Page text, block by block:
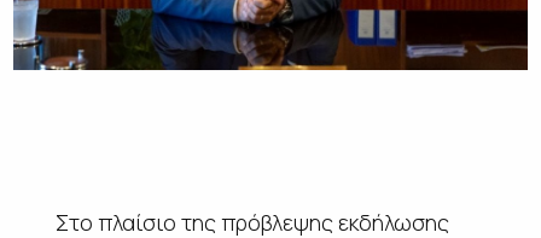
Στο πλαίσιο της πρόβλεψης εκδήλωσης